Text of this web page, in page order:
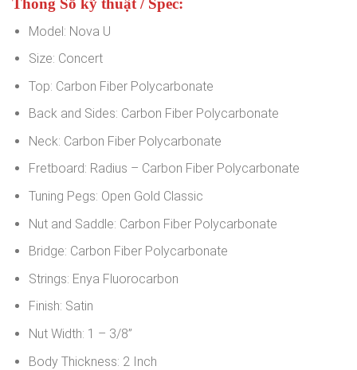
Thông Số kỹ thuật / Spec:
Model: Nova U
Size: Concert
Top: Carbon Fiber Polycarbonate
Back and Sides: Carbon Fiber Polycarbonate
Neck: Carbon Fiber Polycarbonate
Fretboard: Radius – Carbon Fiber Polycarbonate
Tuning Pegs: Open Gold Classic
Nut and Saddle: Carbon Fiber Polycarbonate
Bridge: Carbon Fiber Polycarbonate
Strings: Enya Fluorocarbon
Finish: Satin
Nut Width: 1 – 3/8”
Body Thickness: 2 Inch